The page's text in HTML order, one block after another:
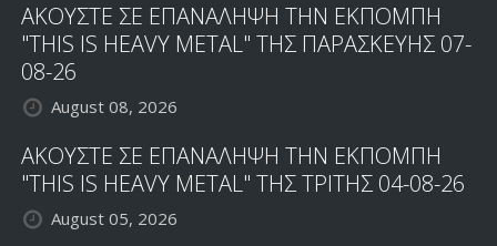
ΑΚΟΥΣΤΕ ΣΕ ΕΠΑΝΑΛΗΨΗ ΤΗΝ ΕΚΠΟΜΠΗ
"THIS IS HEAVY METAL" ΤΗΣ ΠΑΡΑΣΚΕΥΗΣ 07-
08-26
August 08, 2026
ΑΚΟΥΣΤΕ ΣΕ ΕΠΑΝΑΛΗΨΗ ΤΗΝ ΕΚΠΟΜΠΗ
"THIS IS HEAVY METAL" ΤΗΣ ΤΡΙΤΗΣ 04-08-26
August 05, 2026